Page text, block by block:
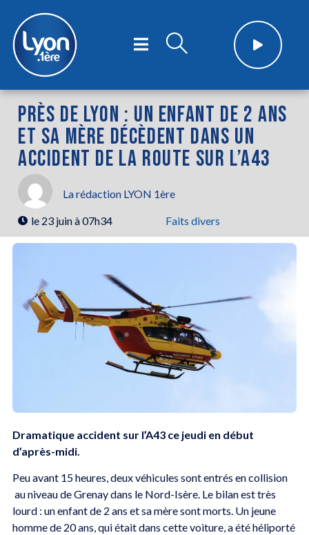
PRÈS DE LYON : UN ENFANT DE 2 ANS
ET SA MÈRE DÉCÈDENT DANS UN
ACCIDENT DE LA ROUTE SUR L’A43
La rédaction LYON 1ère
le 23 juin à 07h34 Faits divers
Dramatique accident sur l’A43 ce jeudi en début
d’après-midi.
Peu avant 15 heures, deux véhicules sont entrés en collision
au niveau de Grenay dans le Nord-Isère. Le bilan est très
lourd : un enfant de 2 ans et sa mère sont morts. Un jeune
homme de 20 ans, qui était dans cette voiture, a été héliporté